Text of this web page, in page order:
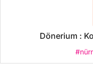
Dönerium :